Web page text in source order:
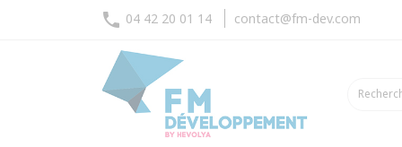
phone 04 42 20 01 14 contact@fm-dev.com